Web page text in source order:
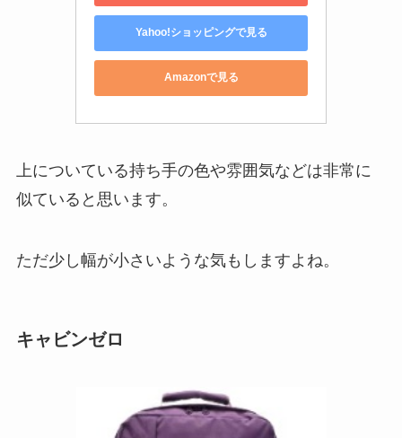
Yahoo!ショッピングで見る
Amazonで見る
上についている持ち手の色や雰囲気などは非常に
似ていると思います。
ただ少し幅が小さいような気もしますよね。
キャビンゼロ